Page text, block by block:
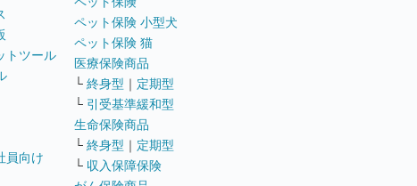
トツール
員向け
ペット保険 小型犬
ペット保険 猫
医療保険商品
└ 終身型 ｜ 定期型
└ 引受基準緩和型
生命保険商品
└ 終身型 ｜ 定期型
└ 収入保障保険